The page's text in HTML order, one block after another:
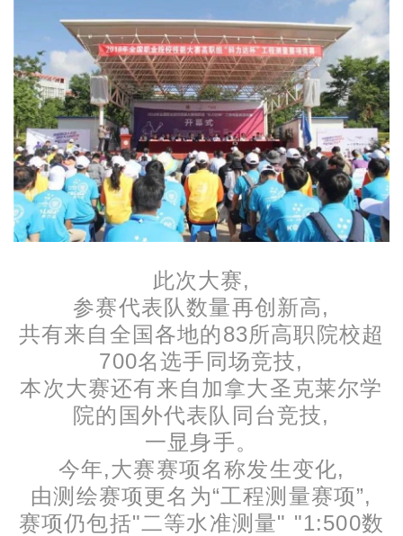
此次大赛,
参赛代表队数量再创新高,
共有来自全国各地的83所高职院校超
700名选手同场竞技,
本次大赛还有来自加拿大圣克莱尔学
院的国外代表队同台竞技,
一显身手。
今年,大赛赛项名称发生变化,
由测绘赛项更名为“工程测量赛项”,
赛项仍包括"二等水准测量" "1:500数